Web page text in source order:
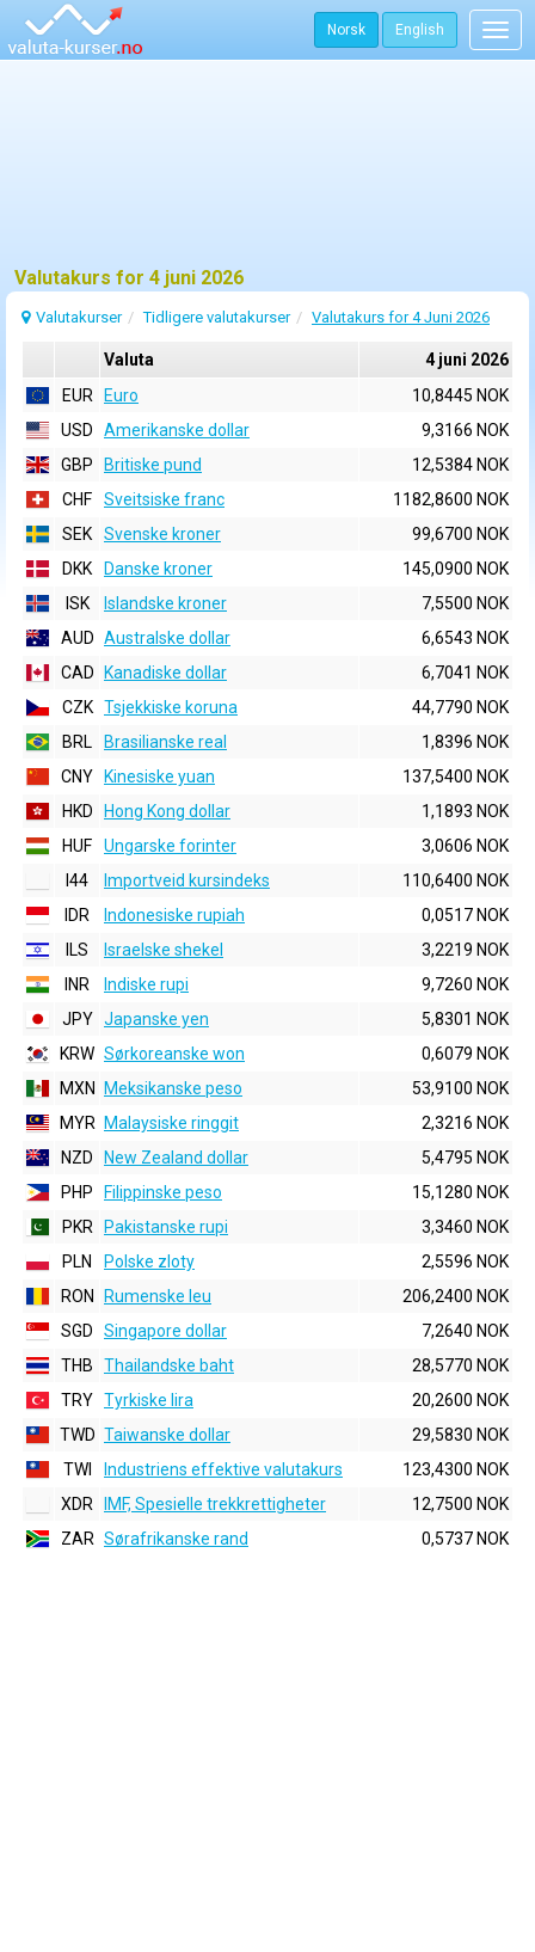
Norsk English
Valutakurs for 4 juni 2026
Valutakurser Tidligere valutakurser Valutakurs for 4 Juni 2026
Valuta
4 juni 2026
EUR
Euro
10,8445 NOK
USD
Amerikanske dollar
9,3166 NOK
GBP
Britiske pund
12,5384 NOK
CHF
Sveitsiske franc
1182,8600 NOK
SEK
Svenske kroner
99,6700 NOK
DKK
Danske kroner
145,0900 NOK
ISK
Islandske kroner
7,5500 NOK
AUD Australske dollar
6,6543 NOK
CAD
Kanadiske dollar
6,7041 NOK
CZK Tsjekkiske koruna
44,7790 NOK
BRL
Brasilianske real
1,8396 NOK
CNY
Kinesiske yuan
137,5400 NOK
HKD
Hong Kong dollar
1,1893 NOK
HUF
Ungarske forinter
3,0606 NOK
I44
Importveid kursindeks
110,6400 NOK
IDR
Indonesiske rupiah
0,0517 NOK
ILS
Israelske shekel
3,2219 NOK
INR
Indiske rupi
9,7260 NOK
JPY Japanske yen
5,8301 NOK
KRW Sørkoreanske won
0,6079 NOK
MXN
Meksikanske peso
53,9100 NOK
MYR
Malaysiske ringgit
2,3216 NOK
NZD
New Zealand dollar
5,4795 NOK
PHP
Filippinske peso
15,1280 NOK
PKR
Pakistanske rupi
3,3460 NOK
PLN
Polske zloty
2,5596 NOK
RON
Rumenske leu
206,2400 NOK
SGD
Singapore dollar
7,2640 NOK
THB
Thailandske baht
28,5770 NOK
TRY Tyrkiske lira
20,2600 NOK
TWD Taiwanske dollar
29,5830 NOK
TWI
Industriens effektive valutakurs
123,4300 NOK
XDR
IMF, Spesielle trekkrettigheter
12,7500 NOK
ZAR Sørafrikanske rand 0,5737 NOK